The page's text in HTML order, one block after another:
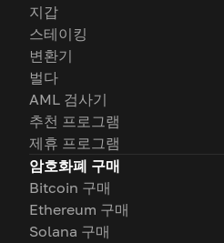
지갑
스테이킹
변환기
벌다
AML 검사기
추천 프로그램
제휴 프로그램
암호화폐 구매
Bitcoin 구매
Ethereum 구매
Solana 구매